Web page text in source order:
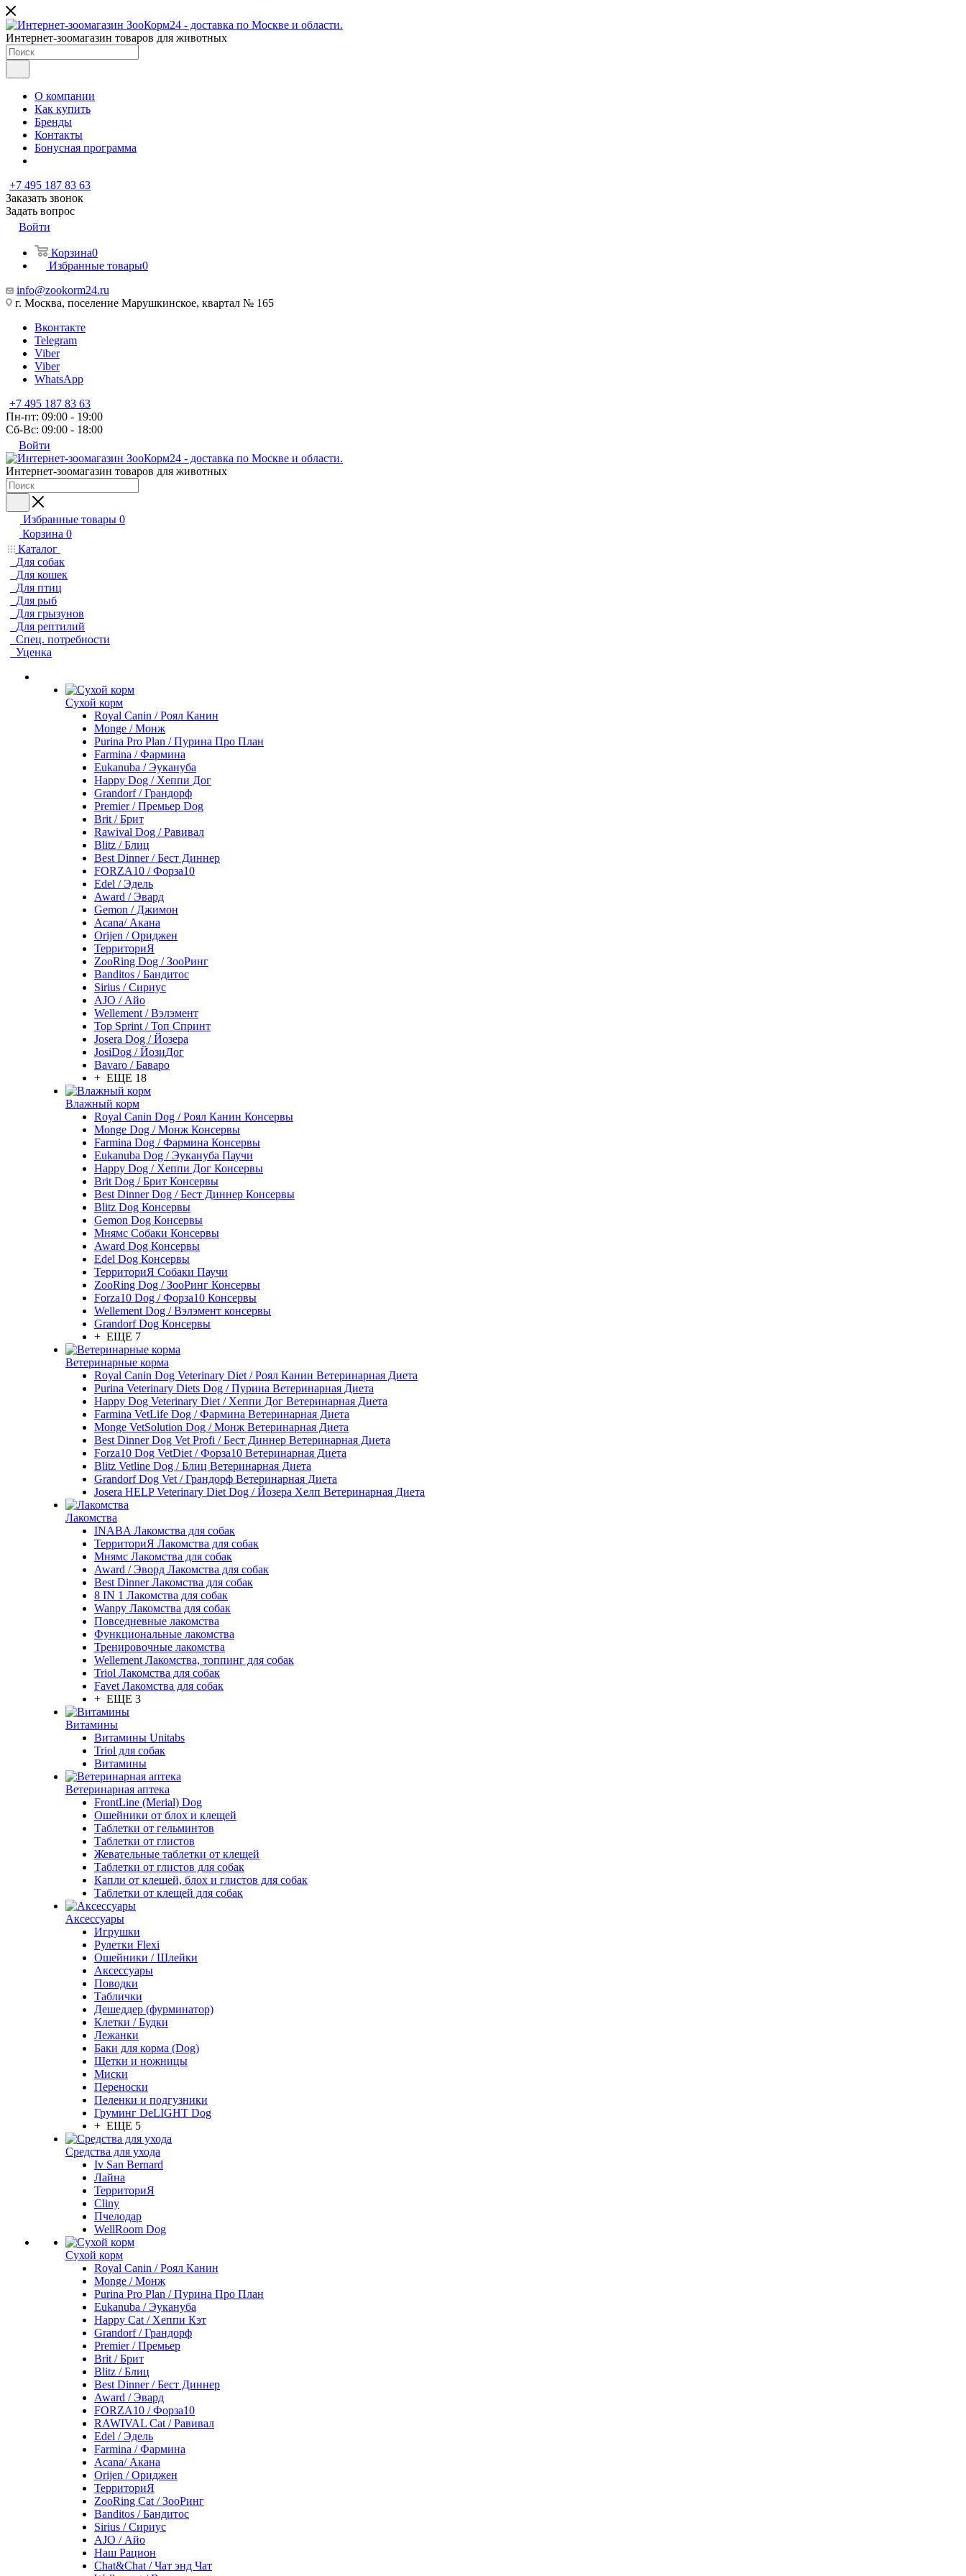
Интернет-зоомагазин товаров для животных
О компании
Как купить
Бренды
Контакты
Бонусная программа
+7 495 187 83 63
Заказать звонок
Задать вопрос
Войти
Корзина0
Избранные товары0
info@zookorm24.ru
г. Москва, поселение Марушкинское, квартал № 165
Вконтакте
Telegram
Viber
Viber
WhatsApp
+7 495 187 83 63
Пн-пт: 09:00 - 19:00
Сб-Вс: 09:00 - 18:00
Войти
Интернет-зоомагазин товаров для животных
Избранные товары 0
Корзина 0
Каталог
Для собак
Для кошек
Для птиц
Для рыб
Для грызунов
Для рептилий
Спец. потребности
Уценка
Сухой корм
Royal Canin / Роял Канин
Monge / Монж
Purina Pro Plan / Пурина Про План
Farmina / Фармина
Eukanuba / Эукануба
Happy Dog / Хеппи Дог
Grandorf / Грандорф
Premier / Премьер Dog
Brit / Брит
Rawival Dog / Равивал
Blitz / Блиц
Best Dinner / Бест Диннер
FORZA10 / Форза10
Edel / Эдель
Award / Эвард
Gemon / Джимон
Acana/ Акана
Orijen / Ориджен
ТерриториЯ
ZooRing Dog / ЗооРинг
Banditos / Бандитос
Sirius / Сириус
AJO / Айо
Wellement / Вэлэмент
Top Sprint / Топ Спринт
Josera Dog / Йозера
JosiDog / ЙозиДог
Bavaro / Баваро
+ ЕЩЕ 18
Влажный корм
Royal Canin Dog / Роял Канин Консервы
Monge Dog / Монж Консервы
Farmina Dog / Фармина Консервы
Eukanuba Dog / Эукануба Паучи
Happy Dog / Хеппи Дог Консервы
Brit Dog / Брит Консервы
Best Dinner Dog / Бест Диннер Консервы
Blitz Dog Консервы
Gemon Dog Консервы
Мнямс Собаки Консервы
Award Dog Консервы
Edel Dog Консервы
ТерриториЯ Собаки Паучи
ZooRing Dog / ЗооРинг Консервы
Forza10 Dog / Форза10 Консервы
Wellement Dog / Вэлэмент консервы
Grandorf Dog Консервы
+ ЕЩЕ 7
Ветеринарные корма
Royal Canin Dog Veterinary Diet / Роял Канин Ветеринарная Диета
Purina Veterinary Diets Dog / Пурина Ветеринарная Диета
Happy Dog Veterinary Diet / Хеппи Дог Ветеринарная Диета
Farmina VetLife Dog / Фармина Ветеринарная Диета
Monge VetSolution Dog / Монж Ветеринарная Диета
Best Dinner Dog Vet Profi / Бест Диннер Ветеринарная Диета
Forza10 Dog VetDiet / Форза10 Ветеринарная Диета
Blitz Vetline Dog / Блиц Ветеринарная Диета
Grandorf Dog Vet / Грандорф Ветеринарная Диета
Josera HELP Veterinary Diet Dog / Йозера Хелп Ветеринарная Диета
Лакомства
INABA Лакомства для собак
ТерриториЯ Лакомства для собак
Мнямс Лакомства для собак
Award / Эворд Лакомства для собак
Best Dinner Лакомства для собак
8 IN 1 Лакомства для собак
Wanpy Лакомства для собак
Повседневные лакомства
Функциональные лакомства
Тренировочные лакомства
Wellement Лакомства, топпинг для собак
Triol Лакомства для собак
Favet Лакомства для собак
+ ЕЩЕ 3
Витамины
Витамины Unitabs
Triol для собак
Витамины
Ветеринарная аптека
FrontLine (Merial) Dog
Ошейники от блох и клещей
Таблетки от гельминтов
Таблетки от глистов
Жевательные таблетки от клещей
Таблетки от глистов для собак
Капли от клещей, блох и глистов для собак
Таблетки от клещей для собак
Аксессуары
Игрушки
Рулетки Flexi
Ошейники / Шлейки
Аксессуары
Поводки
Таблички
Дешеддер (фурминатор)
Клетки / Будки
Лежанки
Баки для корма (Dog)
Щетки и ножницы
Миски
Переноски
Пеленки и подгузники
Груминг DeLIGHT Dog
+ ЕЩЕ 5
Средства для ухода
Iv San Bernard
Лайна
ТерриториЯ
Cliny
Пчелодар
WellRoom Dog
Сухой корм
Royal Canin / Роял Канин
Monge / Монж
Purina Pro Plan / Пурина Про План
Eukanuba / Эукануба
Happy Cat / Хеппи Кэт
Grandorf / Грандорф
Premier / Премьер
Brit / Брит
Blitz / Блиц
Best Dinner / Бест Диннер
Award / Эвард
FORZA10 / Форза10
RAWIVAL Cat / Равивал
Edel / Эдель
Farmina / Фармина
Acana/ Акана
Orijen / Ориджен
ТерриториЯ
ZooRing Cat / ЗооРинг
Banditos / Бандитос
Sirius / Сириус
AJO / Айо
Наш Рацион
Chat&Chat / Чат энд Чат